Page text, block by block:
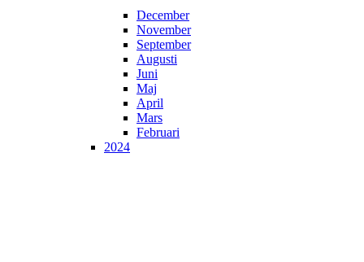
December
November
September
Augusti
Juni
Maj
April
Mars
Februari
2024